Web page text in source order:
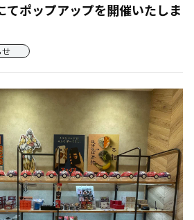
てポップアップを開催いたしま
せ